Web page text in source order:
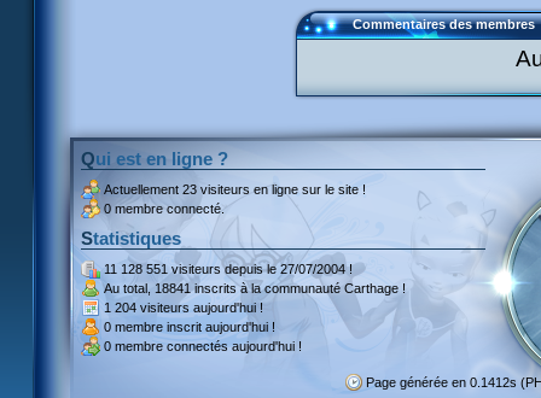
Commentaires des membres
Qui est en ligne ?
Actuellement 23 visiteurs en ligne sur le site !
0 membre connecté.
Statistiques
11 128 551 visiteursdepuis le 27/07/2004 !
Au total, 18841 inscritsà la communauté Carthage !
1 204 visiteurs aujourd'hui !
0 membre inscrit aujourd'hui !
0 membre connectés aujourd'hui !
Page générée en 0.1412s